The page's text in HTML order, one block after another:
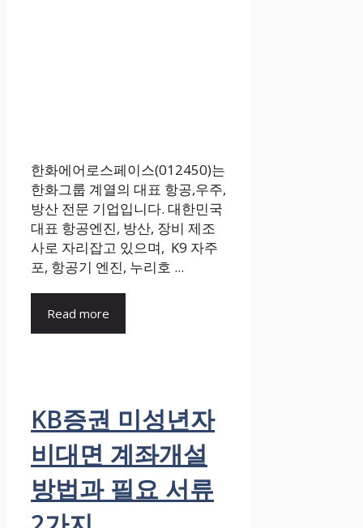
한화에어로스페이스(012450)는
한화그룹 계열의 대표 항공,우주,
방산 전문 기업입니다. 대한민국
대표 항공엔진, 방산, 장비 제조
사로 자리잡고 있으며, K9 자주
포, 항공기 엔진, 누리호 ...
Read more
KB증권 미성년자
비대면 계좌개설
방법과 필요 서류